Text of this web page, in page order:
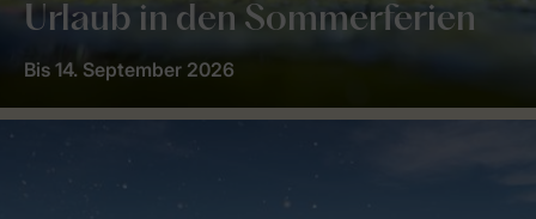
Urlaub in den Sommerferien
Bis 14. September 2026